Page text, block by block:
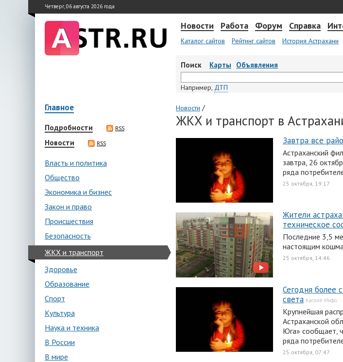
Четверг, 06 августа 2026 года
Новости Работа Форум Справка
Каталог сайтов Рейтинг сайтов История Астрахани
Поиск Карты Объявления
Например, ДТП
Главное
Подробности RSS
Новости RSS
Власть и политика
Общество
Экономика и бизнес
Закон и право
Происшествия
Безопасность
ЖКХ и транспорт
Здоровье
Образование
Спорт
Культура
Наука и техника
В России
В мире
Новости /
ЖКХ и транспорт в
Завтра все
Астраханский
завтра, 26
ряда
25 октября, 19:17
Жители
техническое
Последние 3,5
настоящим
25 октября, 14:46
Сегодня более
света Каспий-Инфо
Крупнейшая
Астраханской
Юга» сообщает,
ряда
25 октября, 07:47